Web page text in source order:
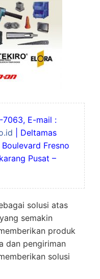
7063, E-mail :
| Deltamas
Fresno
Pusat –
solusi atas
semakin
produk
dan pengiriman
solusi